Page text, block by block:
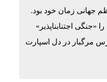
جهانی زمان خود بود.
«جنگی اجتنابناپذیر»
مرگبار در دل اسپارت